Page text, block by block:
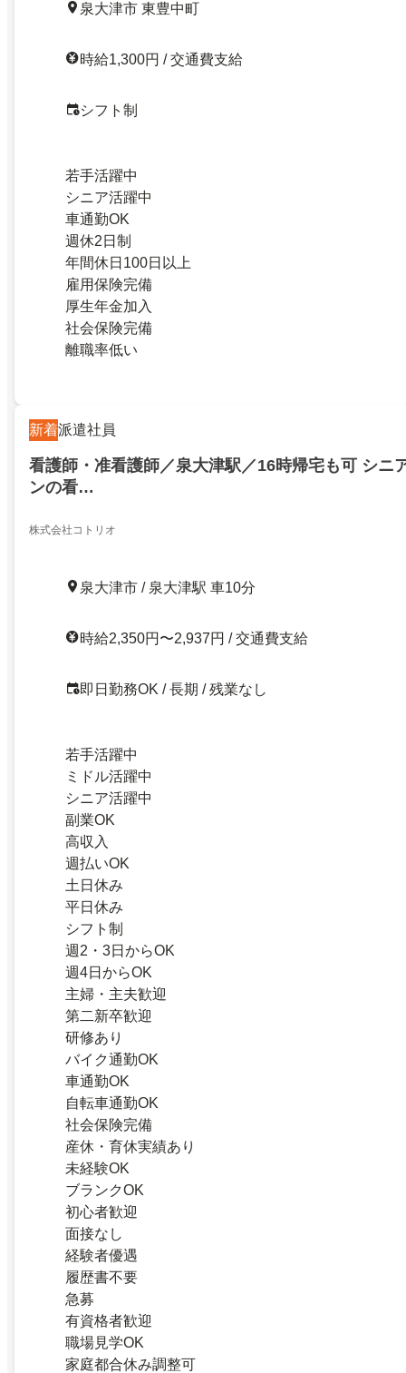
泉大津市 東豊中町
時給1,300円 / 交通費支給
シフト制
若手活躍中
シニア活躍中
車通勤OK
週休2日制
年間休日100日以上
雇用保険完備
厚生年金加入
社会保険完備
離職率低い
新着派遣社員
看護師・准看護師／泉大津駅／16時帰宅も可 シニ
ンの看…
株式会社コトリオ
泉大津市 / 泉大津駅 車10分
時給2,350円〜2,937円 / 交通費支給
即日勤務OK / 長期 / 残業なし
若手活躍中
ミドル活躍中
シニア活躍中
副業OK
高収入
週払いOK
土日休み
平日休み
シフト制
週2・3日からOK
週4日からOK
主婦・主夫歓迎
第二新卒歓迎
研修あり
バイク通勤OK
車通勤OK
自転車通勤OK
社会保険完備
産休・育休実績あり
未経験OK
ブランクOK
初心者歓迎
面接なし
経験者優遇
履歴書不要
急募
有資格者歓迎
職場見学OK
家庭都合休み調整可